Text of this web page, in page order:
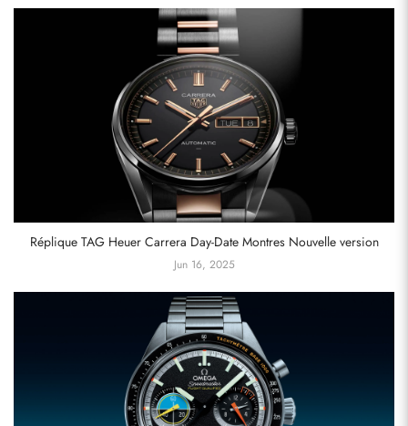
Réplique TAG Heuer Carrera Day-Date Montres Nouvelle version
Jun 16, 2025